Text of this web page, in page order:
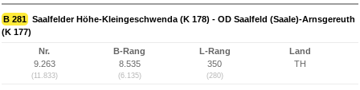
B 281 Saalfelder Höhe-Kleingeschwenda (K 178) - OD Saalfeld (Saale)-Arnsgereuth
(K 177)
Nr.
9.263
(11.833)
B-Rang
8.535
(6.135)
L-Rang
350
(280)
Land
TH